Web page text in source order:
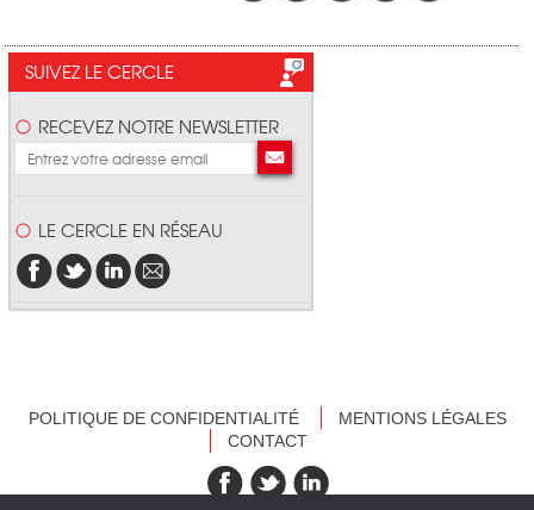
SUIVEZ LE CERCLE
RECEVEZ NOTRE NEWSLETTER
LE CERCLE EN RÉSEAU
POLITIQUE DE CONFIDENTIALITÉ
MENTIONS LÉGALES
CONTACT